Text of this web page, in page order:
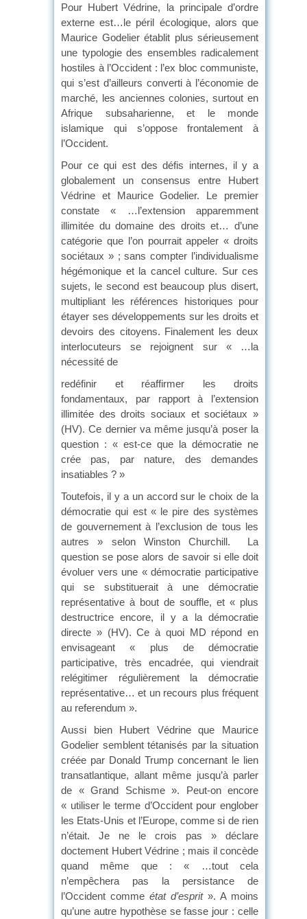
Pour Hubert Védrine, la principale d’ordre
externe est…le péril écologique, alors que
Maurice Godelier établit plus sérieusement
une typologie des ensembles radicalement
hostiles à l’Occident : l’ex bloc communiste,
qui s’est d’ailleurs converti à l’économie de
marché, les anciennes colonies, surtout en
Afrique subsaharienne, et le monde
islamique qui s’oppose frontalement à
l’Occident.
Pour ce qui est des défis internes, il y a
globalement un consensus entre Hubert
Védrine et Maurice Godelier. Le premier
constate « …l’extension apparemment
illimitée du domaine des droits et… d’une
catégorie que l’on pourrait appeler « droits
sociétaux » ; sans compter l’individualisme
hégémonique et la cancel culture. Sur ces
sujets, le second est beaucoup plus disert,
multipliant les références historiques pour
étayer ses développements sur les droits et
devoirs des citoyens. Finalement les deux
interlocuteurs se rejoignent sur « …la
nécessité de
redéfinir et réaffirmer les droits
fondamentaux, par rapport à l’extension
illimitée des droits sociaux et sociétaux »
(HV). Ce dernier va même jusqu’à poser la
question : « est-ce que la démocratie ne
crée pas, par nature, des demandes
insatiables ? »
Toutefois, il y a un accord sur le choix de la
démocratie qui est « le pire des systèmes
de gouvernement à l’exclusion de tous les
autres » selon Winston Churchill. La
question se pose alors de savoir si elle doit
évoluer vers une « démocratie participative
qui se substituerait à une démocratie
représentative à bout de souffle, et « plus
destructrice encore, il y a la démocratie
directe » (HV). Ce à quoi MD répond en
envisageant « plus de démocratie
participative, très encadrée, qui viendrait
relégitimer régulièrement la démocratie
représentative… et un recours plus fréquent
au referendum ».
Aussi bien Hubert Védrine que Maurice
Godelier semblent tétanisés par la situation
créée par Donald Trump concernant le lien
transatlantique, allant même jusqu’à parler
de « Grand Schisme ». Peut-on encore
« utiliser le terme d’Occident pour englober
les Etats-Unis et l’Europe, comme si de rien
n’était. Je ne le crois pas » déclare
doctement Hubert Védrine ; mais il concède
quand même que : « …tout cela
n’empêchera pas la persistance de
l’Occident comme état d’esprit». A moins
qu’une autre hypothèse se fasse jour : celle